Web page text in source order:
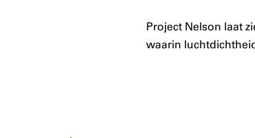
Project Nelson laat
waarin